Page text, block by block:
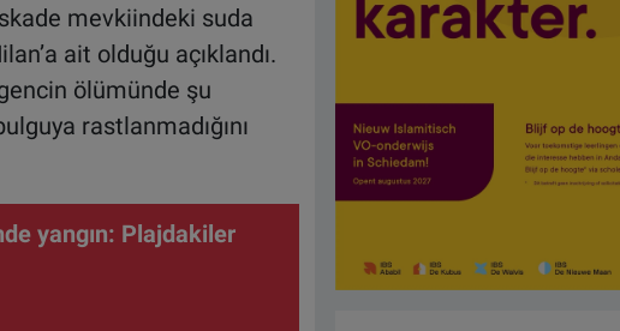
mevkiindeki suda
ait olduğu açıklandı.
ölümünde şu
rastlanmadığını
yangın: Plajdakiler